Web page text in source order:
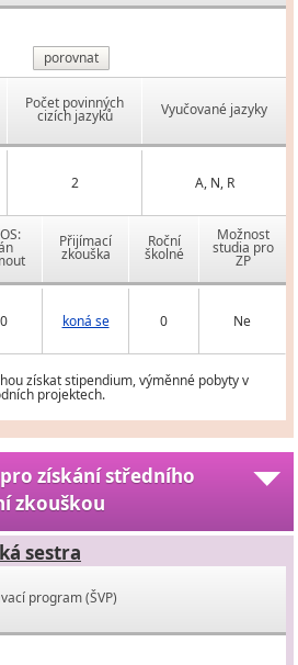
porovnat
Počet povinných
cizích jazyků Vyučované jazyky
2 A, N, R
Přijímací
zkouška
Roční
školné
Možnost
studia pro
ZP
koná se 0 Ne
získat stipendium, výměnné pobyty v
projektech.
získání středního
zkouškou
sestra
program (ŠVP)